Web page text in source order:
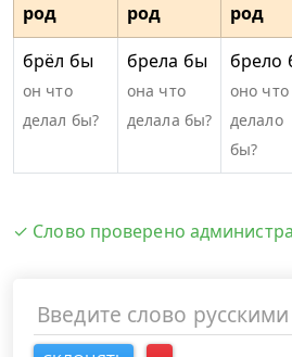
род
род
род
брёл бы
он что
делал бы?
брела бы
она что
делала бы?
брело
оно что
делало
бы?
✓ Слово проверено